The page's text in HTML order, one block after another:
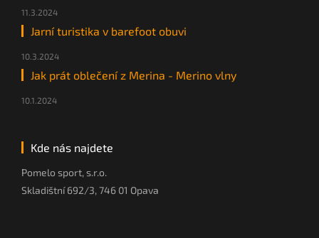
11.3.2024
Jarní turistika v barefoot obuvi
10.3.2024
Jak prát oblečení z Merina - Merino vlny
10.1.2024
Kde nás najdete
Pomelo sport, s.r.o.
Skladištní 692/3, 746 01 Opava